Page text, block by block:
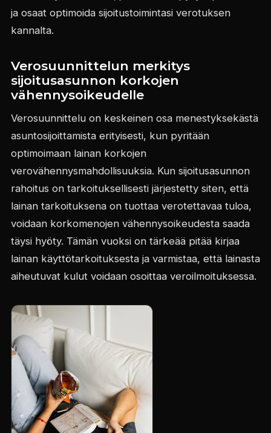
ja osaat optimoida sijoitustoimintasi verotuksen
kannalta.
Verosuunnittelun merkitys
sijoitusasunnon korkojen
vähennysoikeudelle
Verosuunnittelu on keskeinen osa menestyksekästä
asuntosijoittamista erityisesti, kun pyritään
optimoimaan lainan korkojen
verovähennysmahdollisuuksia. Kun sijoitusasunnon
rahoitus on tarkoituksellisesti järjestetty siten, että
lainan tarkoituksena on tuottaa verotettavaa tuloa,
voidaan korkomenojen vähennysoikeudesta saada
täysi hyöty. Tämän vuoksi on tärkeää pitää kirjaa
lainan käyttötarkoituksesta ja varmistaa, että lainasta
aiheutuvat kulut voidaan osoittaa veroilmoituksessa.